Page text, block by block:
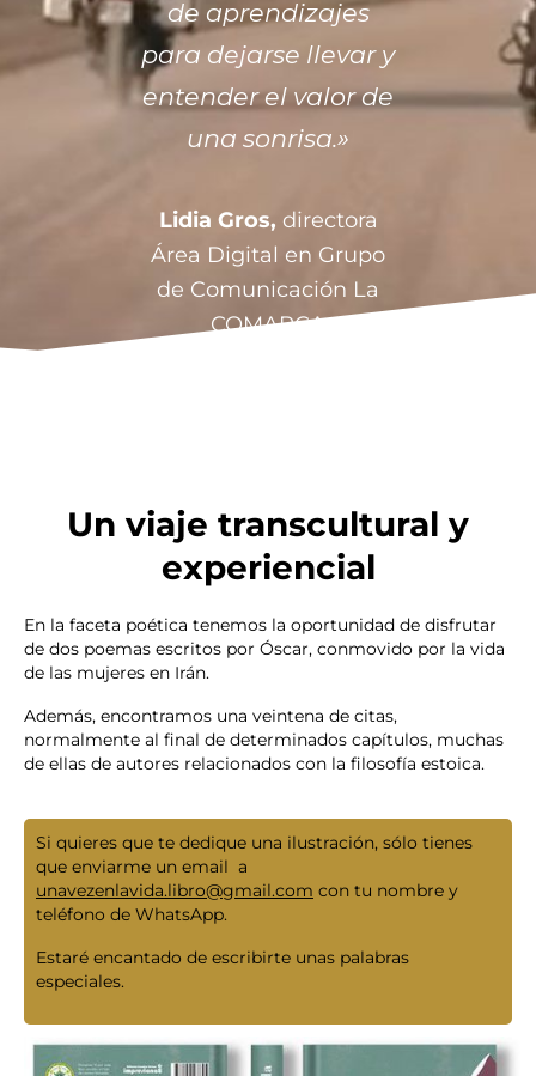
de aprendizajes
para dejarse llevar y
entender el valor de
una sonrisa.»
Lidia Gros, directora
Área Digital en Grupo
de Comunicación La
COMARCA
Un viaje transcultural y
experiencial
En la faceta poética tenemos la oportunidad de disfrutar
de dos poemas escritos por Óscar, conmovido por la vida
de las mujeres en Irán.
Además, encontramos una veintena de citas,
normalmente al final de determinados capítulos, muchas
de ellas de autores relacionados con la filosofía estoica.
Si quieres que te dedique una ilustración, sólo tienes
que enviarme un email a
unavezenlavida.libro@gmail.com con tu nombre y
teléfono de WhatsApp.
Estaré encantado de escribirte unas palabras
especiales.